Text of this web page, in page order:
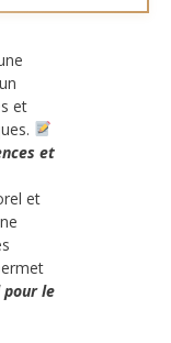
et
et
et
le